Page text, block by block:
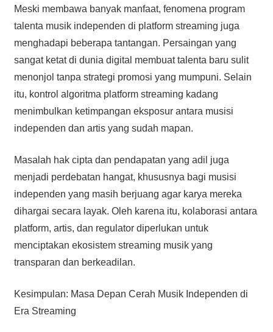
Meski membawa banyak manfaat, fenomena program
talenta musik independen di platform streaming juga
menghadapi beberapa tantangan. Persaingan yang
sangat ketat di dunia digital membuat talenta baru sulit
menonjol tanpa strategi promosi yang mumpuni. Selain
itu, kontrol algoritma platform streaming kadang
menimbulkan ketimpangan eksposur antara musisi
independen dan artis yang sudah mapan.
Masalah hak cipta dan pendapatan yang adil juga
menjadi perdebatan hangat, khususnya bagi musisi
independen yang masih berjuang agar karya mereka
dihargai secara layak. Oleh karena itu, kolaborasi antara
platform, artis, dan regulator diperlukan untuk
menciptakan ekosistem streaming musik yang
transparan dan berkeadilan.
Kesimpulan: Masa Depan Cerah Musik Independen di
Era Streaming